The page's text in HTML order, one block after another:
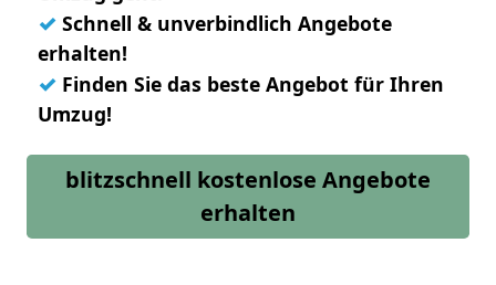
✓ Schnell & unverbindlich Angebote
erhalten!
✓ Finden Sie das beste Angebot für Ihren
Umzug!
blitzschnell kostenlose Angebote
erhalten